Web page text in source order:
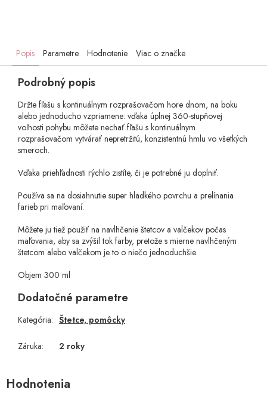
Popis Parametre Hodnotenie Viac o značke
Podrobný popis
Držte fľašu s kontinuálnym rozprašovačom hore dnom, na boku
alebo jednoducho vzpriamene: vďaka úplnej 360-stupňovej
voľnosti pohybu môžete nechať fľašu s kontinuálnym
rozprašovačom vytvárať nepretržitú, konzistentnú hmlu vo všetkých
smeroch.
Vďaka priehľadnosti rýchlo zistíte, či je potrebné ju doplniť.
Používa sa na dosiahnutie super hladkého povrchu a prelínania
farieb pri maľovaní.
Môžete ju tiež použiť na navlhčenie štetcov a valčekov počas
maľovania, aby sa zvýšil tok farby, pretože s mierne navlhčeným
štetcom alebo valčekom je to o niečo jednoduchšie.
Objem 300 ml
Dodatočné parametre
Kategória: Štetce, pomôcky
Záruka: 2 roky